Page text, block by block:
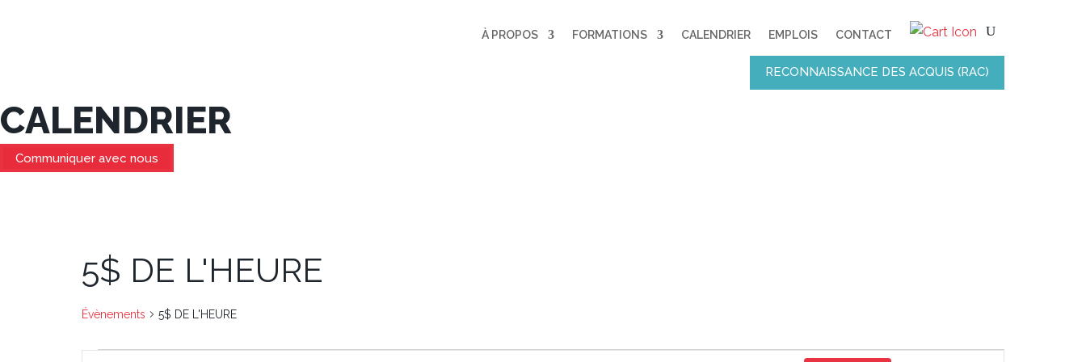
À PROPOS FORMATIONS CALENDRIER EMPLOIS CONTACT
RECONNAISSANCE DES ACQUIS (RAC)
CALENDRIER
Communiquer avec nous
5$ DE L'HEURE
Évènements 5$ DE L'HEURE